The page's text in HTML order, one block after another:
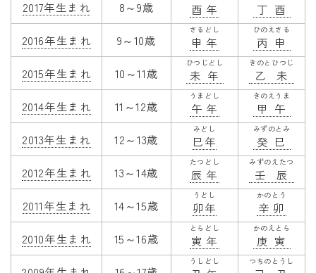
2017年生まれ 8～9歳 酉年 丁酉
2016年生まれ 9～10歳 申年
さるどし
丙申
ひのえさる
2015年生まれ 10～11歳 未年
ひつじどし
乙未
きのとひつじ
2014年生まれ 11～12歳 午年
うまどし
甲午
きのえうま
2013年生まれ 12～13歳 巳年
みどし
癸巳
みずのとみ
2012年生まれ 13～14歳 辰年
たつどし
壬辰
みずのえたつ
2011年生まれ 14～15歳 卯年
うどし
辛卯
かのとう
2010年生まれ 15～16歳 寅年
とらどし
庚寅
かのえとら
うしどし つちのとうし